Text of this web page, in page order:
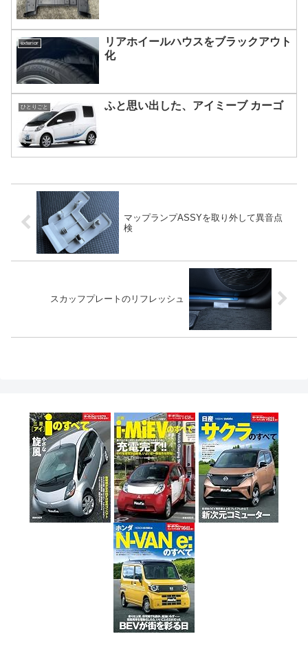
exterior
リアホイールハウスをブラックアウト
化
ひとりごと ふと思い出した、アイミーブ カーゴ
マップランプASSYを取り外して異音点
検
スカッフプレートのリフレッシュ